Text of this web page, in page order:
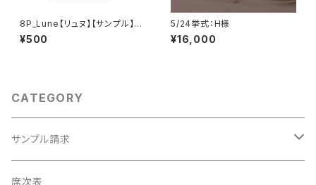
8P_Lune【リュヌ】【サンプル】結
婚式プロフィールブック
¥500
5/24挙式：H様
¥16,000
CATEGORY
サンプル請求
席次表
席次表